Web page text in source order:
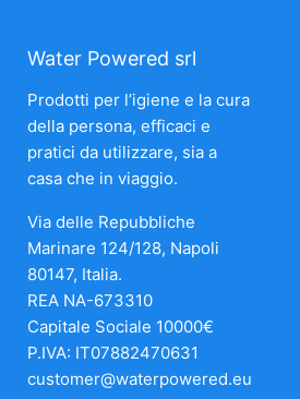
Water Powered srl
Prodotti per l’igiene e la cura
della persona, efficaci e
pratici da utilizzare, sia a
casa che in viaggio.
Via delle Repubbliche
Marinare 124/128, Napoli
80147, Italia.
REA NA-673310
Capitale Sociale 10000€
P.IVA: IT07882470631
customer@waterpowered.eu